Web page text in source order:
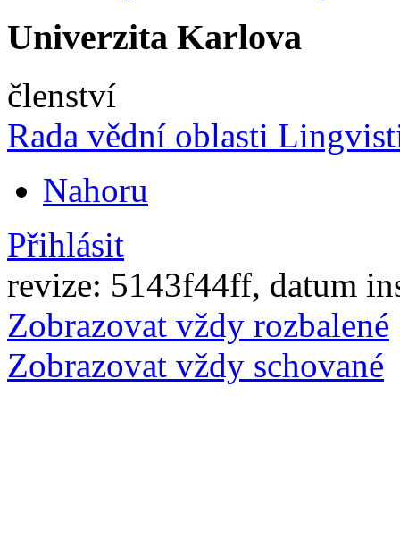
Univerzita Karlova
členství
Rada vědní oblasti
Nahoru
Přihlásit
revize: 5143f44ff, datum
Zobrazovat vždy rozbalené
Zobrazovat vždy schované